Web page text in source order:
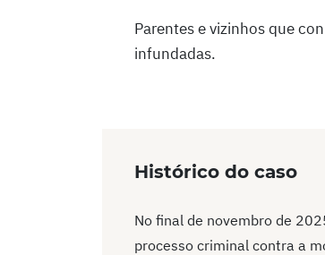
Parentes e vizinhos que
infundadas.
Histórico do caso
No final de novembro de
processo criminal contra a